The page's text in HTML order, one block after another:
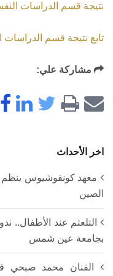
نتيجة قسم الدراسات
تابع نتيجة قسم الدراسات
مشاركة علي:
اخر الأحداث
معهد كونفوشيوس ينظم
الصين
التلعثم عند الأطفال..
بجامعة عين شمس
الفنان محمد صبحي